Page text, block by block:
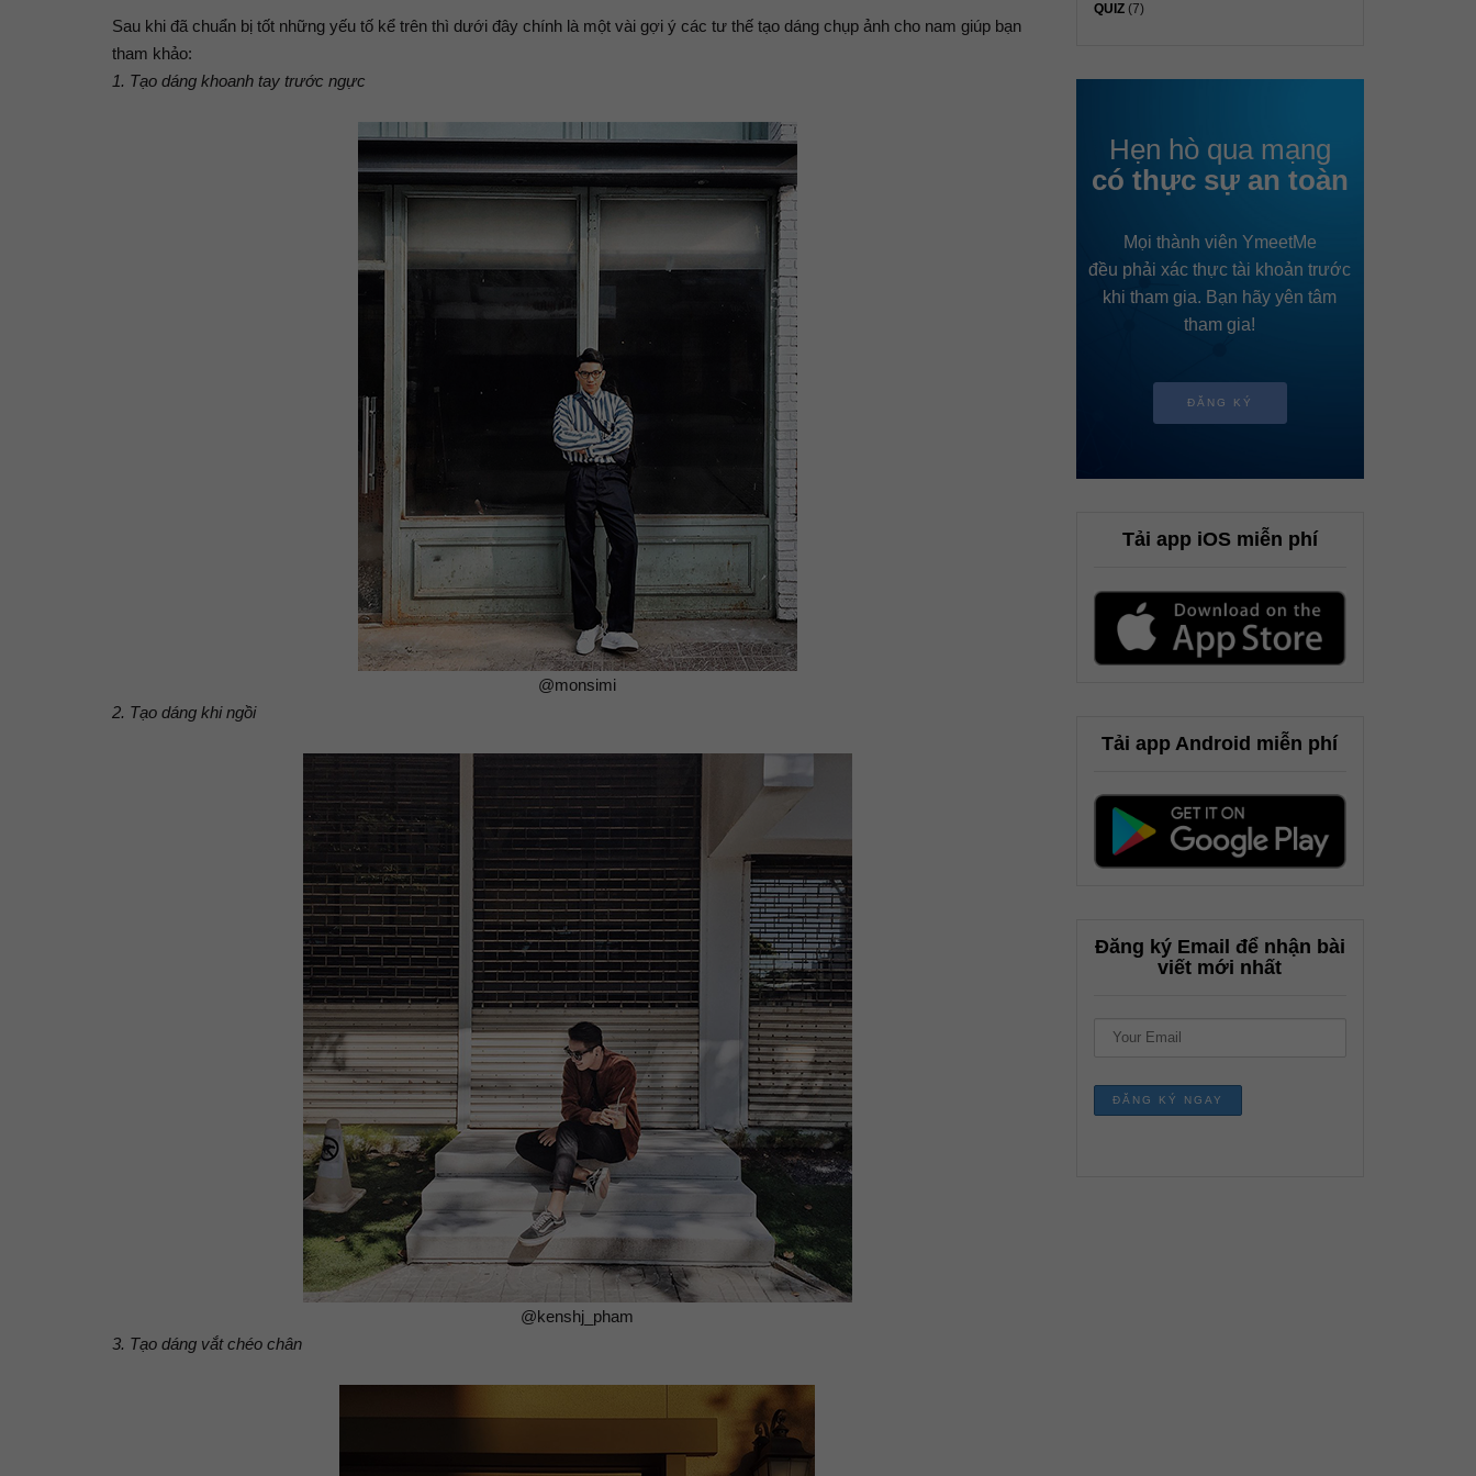
Sau khi đã chuẩn bị tốt những yếu tố kể trên thì dưới đây chính là một vài gợi ý các tư thế tạo dáng chụp ảnh cho nam giúp bạn
tham khảo:
1. Tạo dáng khoanh tay trước ngực
@monsimi
2. Tạo dáng khi ngồi
@kenshj_pham
3. Tạo dáng vắt chéo chân
QUIZ(7)
Hẹn hò qua mạng
có thực sự an toàn
Mọi thành viên YmeetMe
đều phải xác thực tài khoản trước
khi tham gia. Bạn hãy yên tâm
tham gia!
ĐĂNG KÝ
Tải app iOS miễn phí
Tải app Android miễn phí
Đăng ký Email để nhận bài
viết mới nhất
Name